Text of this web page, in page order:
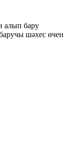
алып бару
шәхес өчен